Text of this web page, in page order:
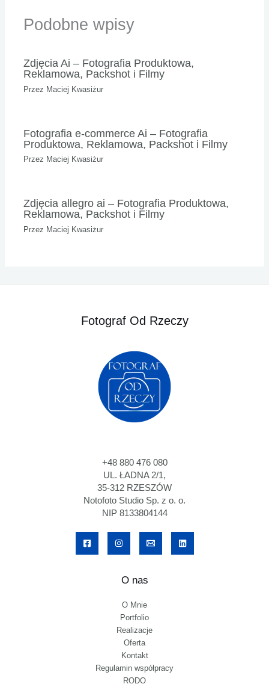
Podobne wpisy
Zdjęcia Ai – Fotografia Produktowa,
Reklamowa, Packshot i Filmy
Przez Maciej Kwasiżur
Fotografia e-commerce Ai – Fotografia
Produktowa, Reklamowa, Packshot i Filmy
Przez Maciej Kwasiżur
Zdjęcia allegro ai – Fotografia Produktowa,
Reklamowa, Packshot i Filmy
Przez Maciej Kwasiżur
Fotograf Od Rzeczy
+48 880 476 080
UL. ŁADNA 2/1,
35-312 RZESZÓW
Notofoto Studio Sp. z o. o.
NIP 8133804144
O nas
O Mnie
Portfolio
Realizacje
Oferta
Kontakt
Regulamin współpracy
RODO